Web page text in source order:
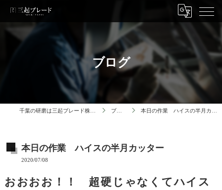
ブログ
千葉の研磨は三起ブレード株式会社 ブログ 本日の作業 ハイスの半月カッター
本日の作業 ハイスの半月カッター
2020/07/08
おおおお！！ 超硬じゃなくてハイス